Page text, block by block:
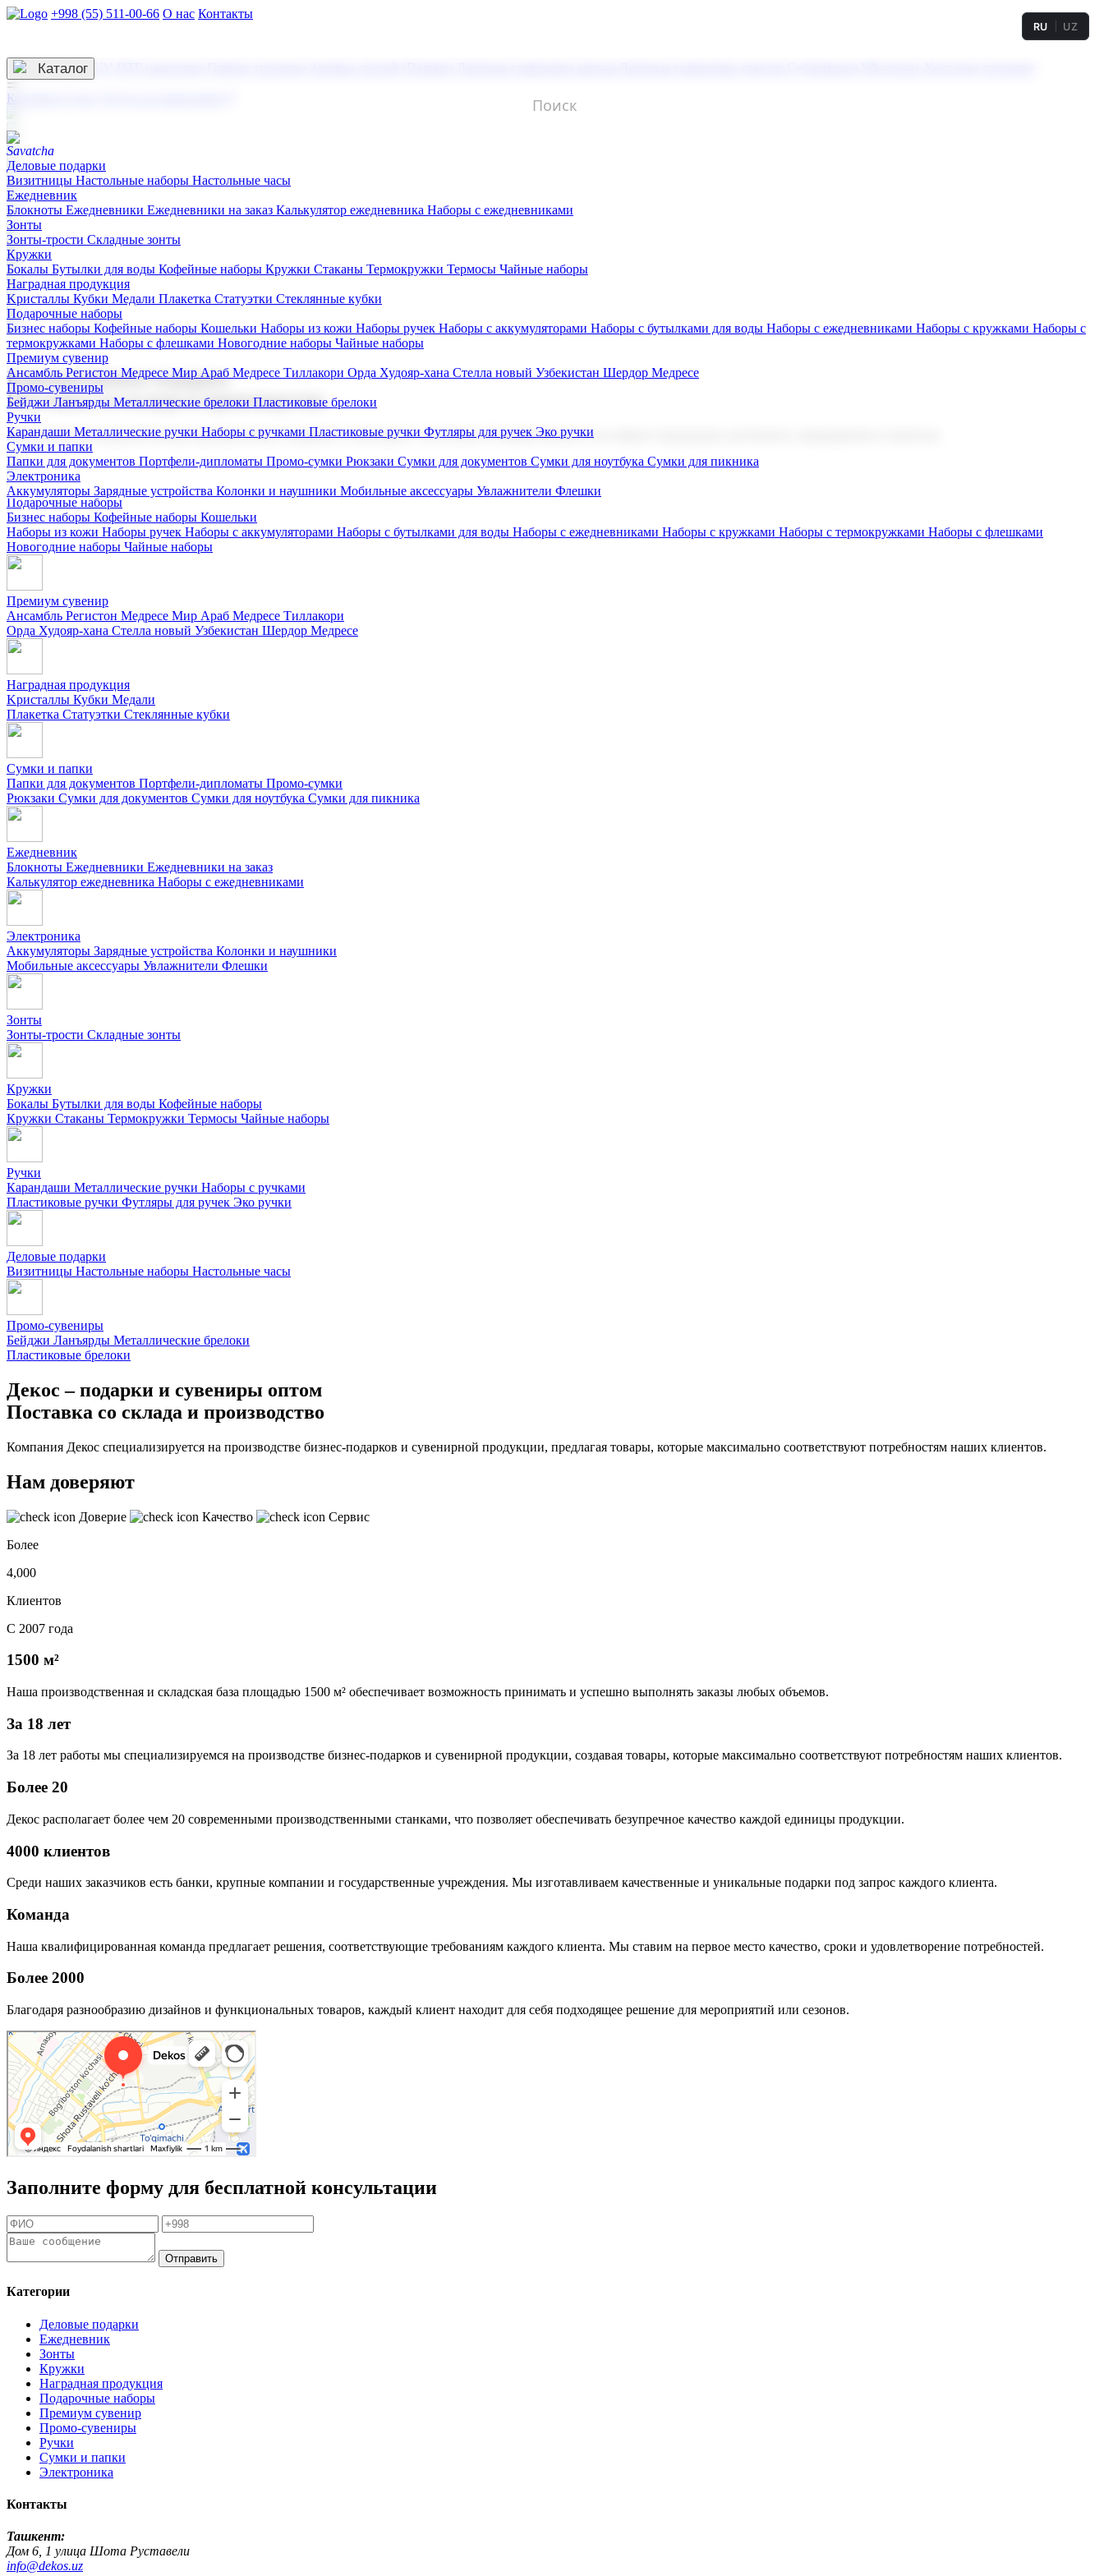
+998 (55) 511-00-66 О нас Контакты
3D гравировка
RU UZ
☰
Контакты
Каталог
Деловые подарки
Визитницы Настольные наборы Настольные часы
Ежедневник
Блокноты Ежедневники Ежедневники на заказ Калькулятор ежедневника Наборы с ежедневниками
Зонты
Зонты-трости Складные зонты
Кружки
Бокалы Бутылки для воды Кофейные наборы Кружки Стаканы Термокружки Термосы Чайные наборы
Наградная продукция
Kристаллы Кубки Медали Плакетка Статуэтки Стеклянные кубки
Подарочные наборы
Бизнес наборы Кофейные наборы Кошельки Наборы из кожи Наборы ручек Наборы с аккумуляторами Наборы с бутылками для воды Наборы с ежедневниками Наборы с кружками Наборы с
термокружками Наборы с флешками Новогодние наборы Чайные наборы
Премиум сувенир
Ансамбль Регистон Медресе Мир Араб Медресе Тиллакори Орда Худояр-хана Стелла новый Узбекистан Шердор Медресе
Промо-сувениры
Бейджи Ланъярды Металлические брелоки Пластиковые брелоки
Ручки
Карандаши Металлические ручки Наборы с ручками Пластиковые ручки Футляры для ручек Эко ручки
Сумки и папки
Папки для документов Портфели-дипломаты Промо-сумки Рюкзаки Сумки для документов Сумки для ноутбука Сумки для пикника
Электроника
Аккумуляторы Зарядные устройства Колонки и наушники Мобильные аксессуары Увлажнители Флешки
Корпоративные подарки
Поставка со склада и производство
Мы предлагаем широкий выбор корпоративных подарков и сувениров с логотипом. В нашем каталоге вы найдете продукцию для бизнеса, мероприятия и клиентов.
Подарочные наборы
Бизнес наборы Кофейные наборы Кошельки
Наборы из кожи Наборы ручек Наборы с аккумуляторами Наборы с бутылками для воды Наборы с ежедневниками Наборы с кружками Наборы с термокружками Наборы с флешками
Новогодние наборы Чайные наборы
Премиум сувенир
Ансамбль Регистон Медресе Мир Араб Медресе Тиллакори
Орда Худояр-хана Стелла новый Узбекистан Шердор Медресе
Наградная продукция
Kристаллы Кубки Медали
Плакетка Статуэтки Стеклянные кубки
Сумки и папки
Папки для документов Портфели-дипломаты Промо-сумки
Рюкзаки Сумки для документов Сумки для ноутбука Сумки для пикника
Ежедневник
Блокноты Ежедневники Ежедневники на заказ
Калькулятор ежедневника Наборы с ежедневниками
Электроника
Аккумуляторы Зарядные устройства Колонки и наушники
Мобильные аксессуары Увлажнители Флешки
Зонты
Зонты-трости Складные зонты
Кружки
Бокалы Бутылки для воды Кофейные наборы
Кружки Стаканы Термокружки Термосы Чайные наборы
Ручки
Карандаши Металлические ручки Наборы с ручками
Пластиковые ручки Футляры для ручек Эко ручки
Деловые подарки
Визитницы Настольные наборы Настольные часы
Промо-сувениры
Бейджи Ланъярды Металлические брелоки
Пластиковые брелоки
Декос – подарки и сувениры оптом
Поставка со склада и производство
Компания Декос специализируется на производстве бизнес-подарков и сувенирной продукции, предлагая товары, которые максимально соответствуют потребностям наших клиентов.
Нам доверяют
Доверие Качество
Сервис
Более
4,000
Клиентов
С 2007 года
1500 м²
Наша производственная и складская база площадью 1500 м² обеспечивает возможность принимать и успешно выполнять заказы любых объемов.
За 18 лет
За 18 лет работы мы специализируемся на производстве бизнес-подарков и сувенирной продукции, создавая товары, которые максимально соответствуют потребностям наших клиентов.
Более 20
Декос располагает более чем 20 современными производственными станками, что позволяет обеспечивать безупречное качество каждой единицы продукции.
4000 клиентов
Среди наших заказчиков есть банки, крупные компании и государственные учреждения. Мы изготавливаем качественные и уникальные подарки под запрос каждого клиента.
Команда
Наша квалифицированная команда предлагает решения, соответствующие требованиям каждого клиента. Мы ставим на первое место качество, сроки и удовлетворение потребностей.
Более 2000
Благодаря разнообразию дизайнов и функциональных товаров, каждый клиент находит для себя подходящее решение для мероприятий или сезонов.
Заполните форму для бесплатной консультации
Отправить
Категории
Деловые подарки
Ежедневник
Зонты
Кружки
Наградная продукция
Подарочные наборы
Премиум сувенир
Промо-сувениры
Ручки
Сумки и папки
Электроника
Контакты
Ташкент:
Дом 6, 1 улица Шота Руставели
info@dekos.uz